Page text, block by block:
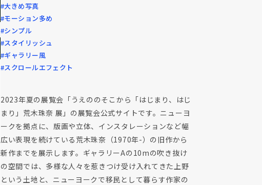
#大きめ写真
#モーション多め
#シンプル
#スタイリッシュ
#ギャラリー風
#スクロールエフェクト
2023年夏の展覧会「うえののそこから「はじまり、はじ
まり」荒木珠奈 展」の展覧会公式サイトです。ニューヨ
ークを拠点に、版画や立体、インスタレーションなど幅
広い表現を続けている荒木珠奈（1970年-）の旧作から
新作までを展示します。ギャラリーAの10mの吹き抜け
の空間では、多様な人々を惹きつけ受け入れてきた上野
という土地と、ニューヨークで移民として暮らす作家の